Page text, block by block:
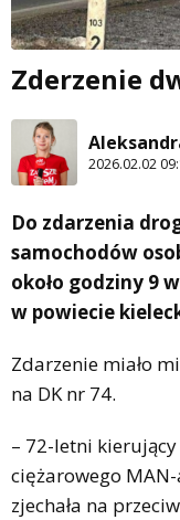
Zderzenie
2026.02.02
Do zdarzenia
samochodów
około godziny 9
w powiecie
Zdarzenie miało
na DK nr 74.
– 72-letni kierujący
ciężarowego
zjechała na